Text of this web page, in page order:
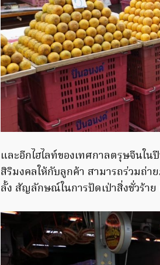
และอีกไฮไลท์ของเทศกาลตรุษจีนใ
สิริมงคลให้กับลูกค้า สามารถร่วมถ่
ลั้ง สัญลักษณ์ในการปัดเป่าสิ่งชั่วร้า